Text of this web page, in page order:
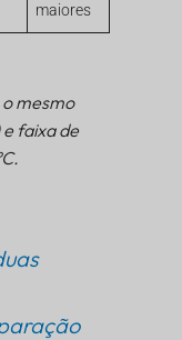
maiores
mesmo
e faixa de